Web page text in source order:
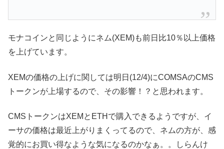
モナコインと同じようにネム(XEM)も前日比10％以上価格
を上げています。
XEMの価格の上げに関しては明日(12/4)にCOMSAのCMS
トークンが上場するので、その影響！？と思われます。
CMSトークンはXEMとETHで購入できるようですが、イ
ーサの価格は最近上がりまくってるので、ネムの方が、感
覚的にお買い得なような気になるのかなぁ。。しらんけ